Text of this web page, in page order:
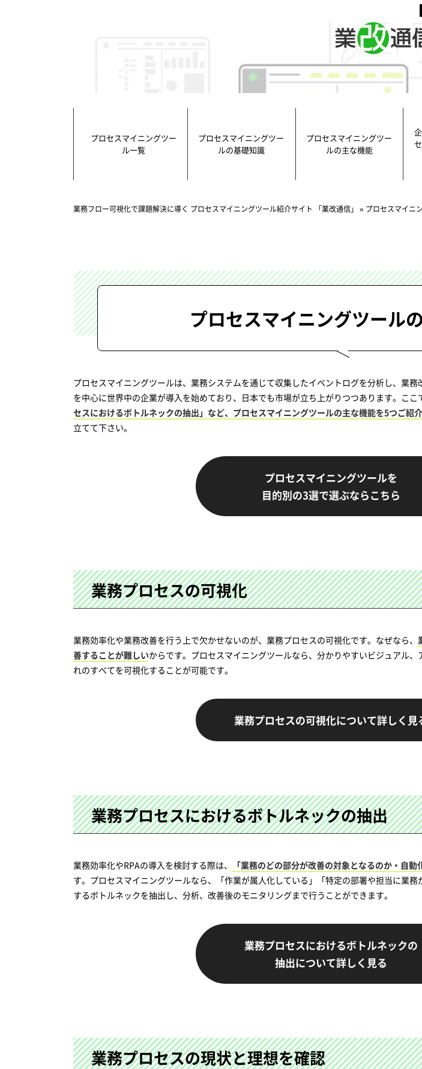
プロセスマイニングツー
ル一覧
プロセスマイニングツー
ルの基礎知識
プロセスマイニングツー
ルの主な機能
業務フロー可視化で課題解決に導く プロセスマイニングツール紹介サイト 「業改通信」 » プロセスマイニ
プロセスマイニングツールの
プロセスマイニングツールは、業務システムを通じて収集したイベントログを分析し、業
を中心に世界中の企業が導入を始めており、日本でも市場が立ち上がりつつあります。ここ
セスにおけるボトルネックの抽出」など、プロセスマイニングツールの主な機能を5つご紹介
立てて下さい。
プロセスマイニングツールを
目的別の3選で選ぶならこちら
業務プロセスの可視化
業務効率化や業務改善を行う上で欠かせないのが、業務プロセスの可視化です。なぜなら、
善することが難しいからです。プロセスマイニングツールなら、分かりやすいビジュアル
れのすべてを可視化することが可能です。
業務プロセスの可視化について詳しく見
業務プロセスにおけるボトルネックの抽出
業務効率化やRPAの導入を検討する際は、 「業務のどの部分が改善の対象となるのか・自
す。プロセスマイニングツールなら、「作業が属人化している」「特定の部署や担当に業
するボトルネックを抽出し、分析、改善後のモニタリングまで行うことができます。
業務プロセスにおけるボトルネックの
抽出について詳しく見る
業務プロセスの現状と理想を確認